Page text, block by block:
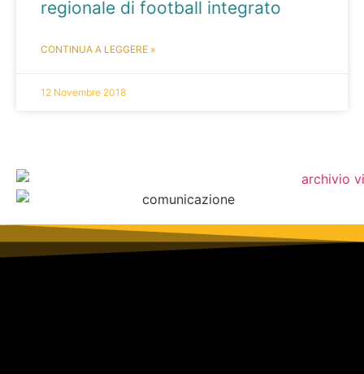
regionale di football integrato
CONTINUA A LEGGERE »
12 Novembre 2018